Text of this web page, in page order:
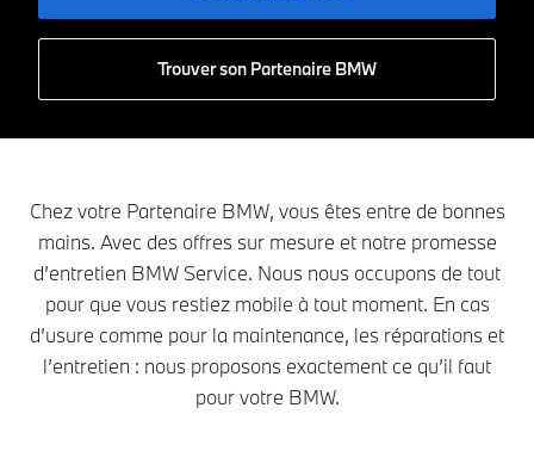
Trouver son Partenaire BMW
Chez votre Partenaire BMW, vous êtes entre de bonnes
mains. Avec des offres sur mesure et notre promesse
d’entretien BMW Service. Nous nous occupons de tout
pour que vous restiez mobile à tout moment. En cas
d’usure comme pour la maintenance, les réparations et
l’entretien : nous proposons exactement ce qu’il faut
pour votre BMW.